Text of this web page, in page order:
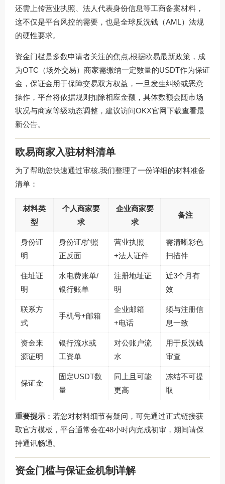
还需上传营业执照、法人代表身份信息等工商备案材料，
这不仅是平台风控的需要，也是全球反洗钱（AML）法规
的硬性要求。
资金门槛是多数申请者关注的焦点,根据欧易最新政策，成
为OTC（场外交易）商家需缴纳一定数量的USDT作为保证
金，保证金用于保障交易双方权益，一旦发生纠纷或恶意
操作，平台将依据规则扣除相应金额，具体数额会随市场
状况与商家等级动态调整，建议访问OKX官网下载查看最
新公告。
欧易商家入驻材料清单
为了帮助您快速通过审核,我们整理了一份详细的材料准备
清单：
材料类
型
个人商家要
求
企业商家要
求
备注
身份证
明
身份证/护照
正反面
营业执照
+法人证件
需清晰彩色
扫描件
住址证
明
水电费账单/
银行账单
注册地址证
明
近3个月有
效
联系方
式
手机号+邮箱
企业邮箱
+电话
须与注册信
息一致
资金来
源证明
银行流水或
工资单
对公账户流
水
用于反洗钱
审查
保证金
固定USDT数
量
同上且可能
更高
冻结不可提
取
重要提示 ：若您对材料细节有疑问，可先通过正式链接获
取官方模板，平台通常会在48小时内完成初审，期间请保
持通讯畅通。
资金门槛与保证金机制详解